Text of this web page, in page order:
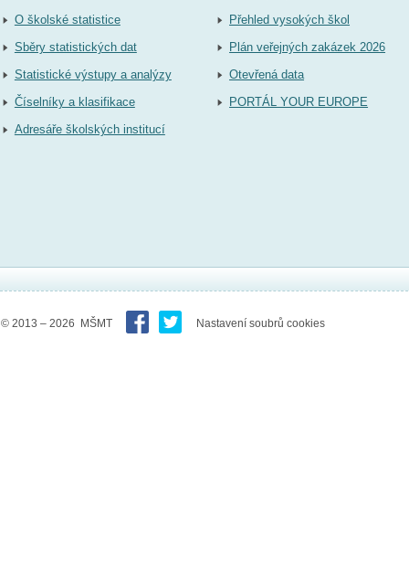
O školské statistice
Sběry statistických dat
Statistické výstupy a analýzy
Číselníky a klasifikace
Adresáře školských institucí
Přehled vysokých škol
Plán veřejných zakázek 2026
Otevřená data
PORTÁL YOUR EUROPE
© 2013 – 2026 MŠMT Nastavení soubrů cookies